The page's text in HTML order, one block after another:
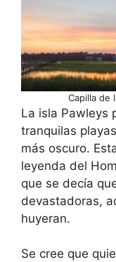
Capilla de
La isla Pawleys
tranquilas
más oscuro.
leyenda del
que se decía
devastadoras,
huyeran.
Se cree que